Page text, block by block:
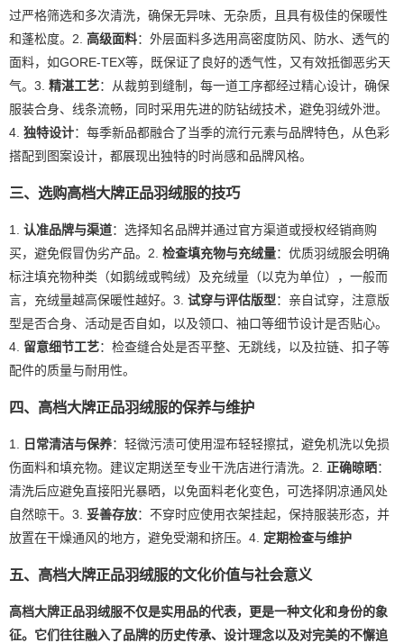
过严格筛选和多次清洗，确保无异味、无杂质，且具有极佳的保暖性
和蓬松度。2. 高级面料：外层面料多选用高密度防风、防水、透气的
面料，如GORE-TEX等，既保证了良好的透气性，又有效抵御恶劣天
气。3. 精湛工艺：从裁剪到缝制，每一道工序都经过精心设计，确保
服装合身、线条流畅，同时采用先进的防钻绒技术，避免羽绒外泄。
4. 独特设计：每季新品都融合了当季的流行元素与品牌特色，从色彩
搭配到图案设计，都展现出独特的时尚感和品牌风格。
三、选购高档大牌正品羽绒服的技巧
1. 认准品牌与渠道：选择知名品牌并通过官方渠道或授权经销商购
买，避免假冒伪劣产品。2. 检查填充物与充绒量：优质羽绒服会明确
标注填充物种类（如鹅绒或鸭绒）及充绒量（以克为单位），一般而
言，充绒量越高保暖性越好。3. 试穿与评估版型：亲自试穿，注意版
型是否合身、活动是否自如，以及领口、袖口等细节设计是否贴心。
4. 留意细节工艺：检查缝合处是否平整、无跳线，以及拉链、扣子等
配件的质量与耐用性。
四、高档大牌正品羽绒服的保养与维护
1. 日常清洁与保养：轻微污渍可使用湿布轻轻擦拭，避免机洗以免损
伤面料和填充物。建议定期送至专业干洗店进行清洗。2. 正确晾晒：
清洗后应避免直接阳光暴晒，以免面料老化变色，可选择阴凉通风处
自然晾干。3. 妥善存放：不穿时应使用衣架挂起，保持服装形态，并
放置在干燥通风的地方，避免受潮和挤压。4. 定期检查与维护
五、高档大牌正品羽绒服的文化价值与社会意义
高档大牌正品羽绒服不仅是实用品的代表，更是一种文化和身份的象
征。它们往往融入了品牌的历史传承、设计理念以及对完美的不懈追